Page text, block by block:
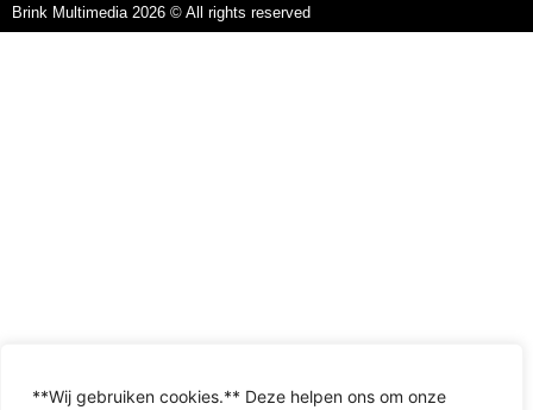
**Wij gebruiken cookies.** Deze helpen ons om onze
Brink Multimedia 2026 © All rights reserved